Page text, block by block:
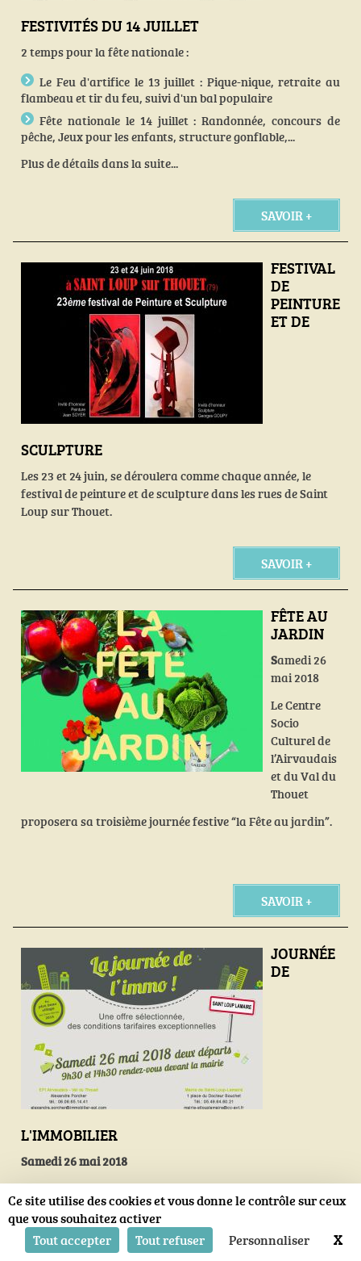
Ce site utilise des cookies et vous donne le contrôle sur ceux
que vous souhaitez activer
Tout accepter
Tout refuser Personnaliser X
FESTIVITÉS DU 14 JUILLET
2 temps pour la fête nationale :
Le Feu d'artifice le 13 juillet : Pique-nique, retraite au
flambeau et tir du feu, suivi d'un bal populaire
Fête nationale le 14 juillet : Randonnée, concours de
pêche, Jeux pour les enfants, structure gonflable,...
Plus de détails dans la suite...
SAVOIR +
FESTIVAL
DE
PEINTURE
ET DE
SCULPTURE
Les 23 et 24 juin, se déroulera comme chaque année, le
festival de peinture et de sculpture dans les rues de Saint
Loup sur Thouet.
SAVOIR +
FÊTE AU
JARDIN
Samedi 26
mai 2018
Le Centre
Socio
Culturel de
l’Airvaudais
et du Val du
Thouet
proposera sa troisième journée festive “la Fête au jardin”.
SAVOIR +
JOURNÉE
DE
L'IMMOBILIER
Samedi 26 mai 2018
Journée de l'immobilier à Saint-Loup-Lamairé
Venez visiter plusieurs biens sur 1/2 journée